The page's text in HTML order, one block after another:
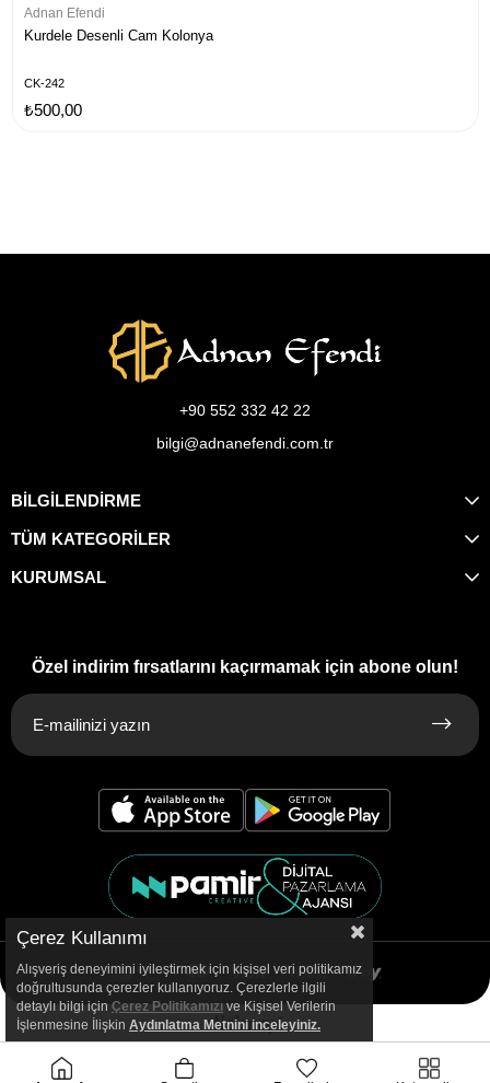
Adnan Efendi
Kurdele Desenli Cam Kolonya
CK-242
₺500,00
+90 552 332 42 22
bilgi@adnanefendi.com.tr
BİLGİLENDİRME
TÜM KATEGORİLER
KURUMSAL
Özel indirim fırsatlarını kaçırmamak için abone olun!
Çerez Kullanımı
Alışveriş deneyimini iyileştirmek için kişisel veri politikamız
doğrultusunda çerezler kullanıyoruz. Çerezlerle ilgili
detaylı bilgi için Çerez Politikamızı ve Kişisel Verilerin
İşlenmesine İlişkin Aydınlatma Metnini inceleyiniz.